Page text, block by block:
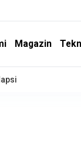
Magazin
Gözaltı